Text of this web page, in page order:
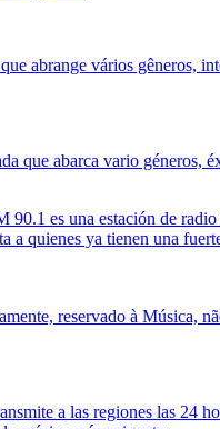
abrange vários gêneros,
que abarca vario géneros,
es una estación de
quienes ya tienen una
reservado à Música,
a las regiones las 24